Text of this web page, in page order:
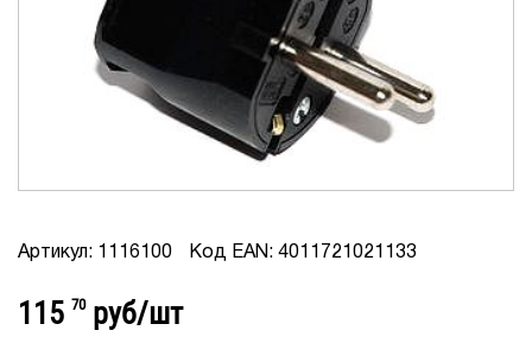
Артикул: 1116100 Код EAN: 4011721021133
115 70 руб/шт